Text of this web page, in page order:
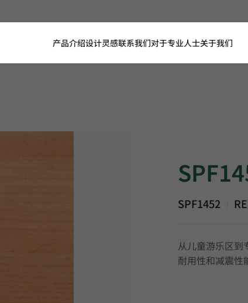
产品介绍设计灵感联系我们对于专业人士关于我们
SPF1452
从儿童游乐区到
耐用性和减震性